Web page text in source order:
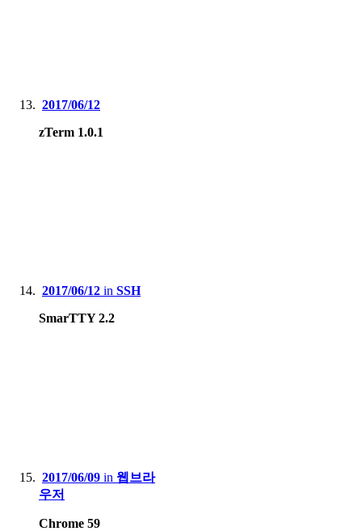
2017/06/12
zTerm 1.0.1
2017/06/12 in SSH
SmarTTY 2.2
2017/06/09 in 웹브라
우저
Chrome 59